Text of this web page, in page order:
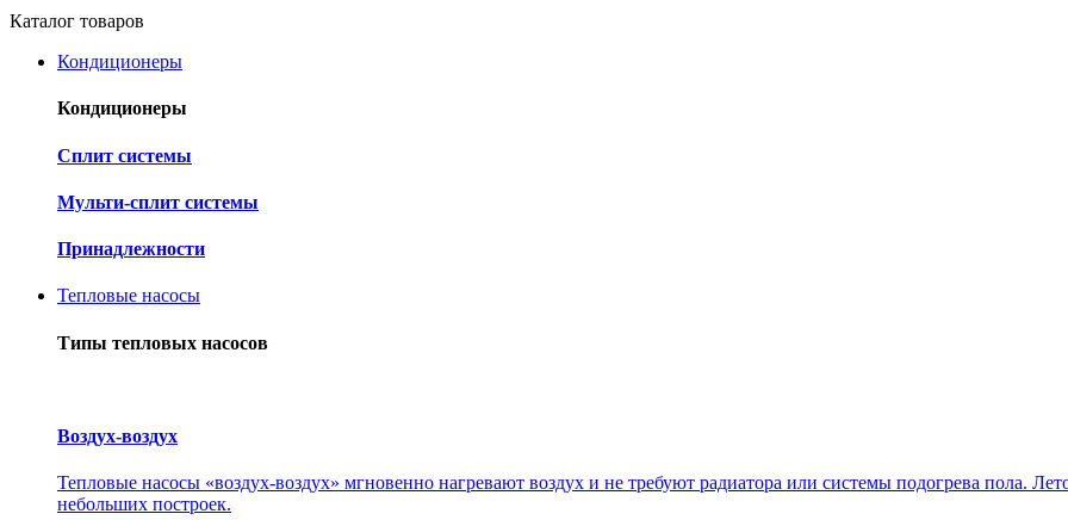
Каталог товаров
Кондиционеры
Кондиционеры
Cплит системы
Мульти-сплит системы
Принадлежности
Тепловые насосы
Типы тепловых насосов
Воздух-воздух
Тепловые насосы «воздух-воздух» мгновенно нагревают воздух и не требуют радиатора или системы подогрева пола.
небольших построек.